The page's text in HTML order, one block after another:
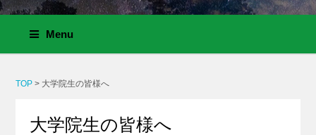
Menu
TOP > 大学院生の皆様へ
大学院生の皆様へ